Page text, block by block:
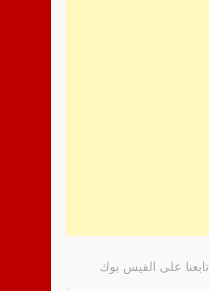
تابعنا على الفيس بوك